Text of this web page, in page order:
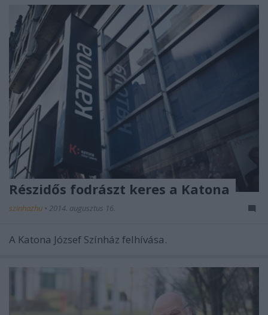
Részidős fodrászt keres a Katona
szinhazhu • 2014. augusztus 16.
A Katona József Színház felhívása.